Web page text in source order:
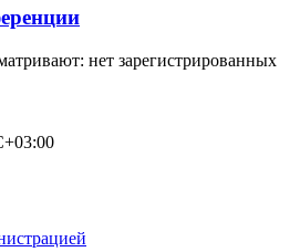
нет зарегистрированных